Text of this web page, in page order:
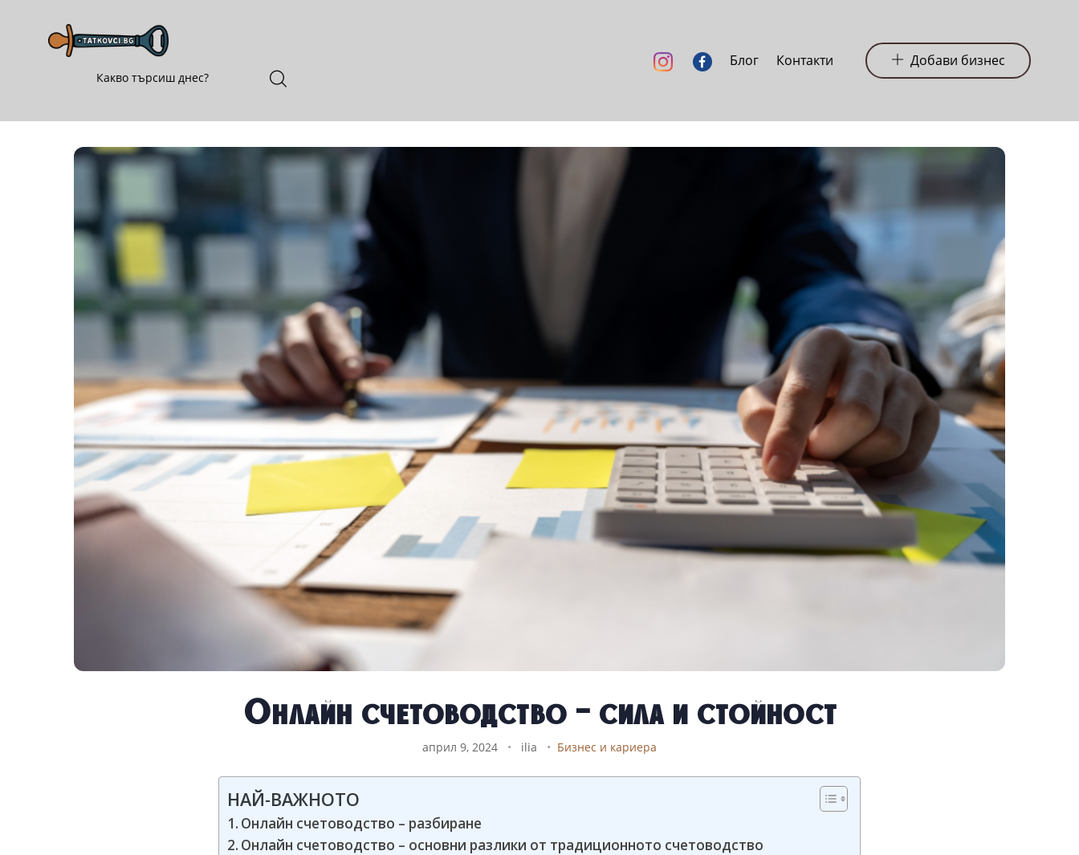
Блог Контакти Добави бизнес
Онлайн счетоводство – сила и стойност
април 9, 2024 • ilia • Бизнес и кариера
НАЙ-ВАЖНОТО
Онлайн счетоводство – разбиране
Онлайн счетоводство – основни разлики от традиционното счетоводство